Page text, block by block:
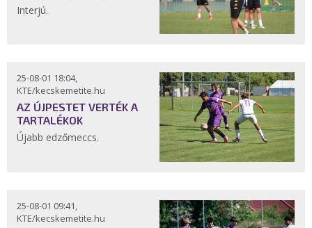
Interjú.
25-08-01 18:04,
KTE/kecskemetite.hu
AZ ÚJPESTET VERTÉK A
TARTALÉKOK
Újabb edzőmeccs.
25-08-01 09:41,
KTE/kecskemetite.hu